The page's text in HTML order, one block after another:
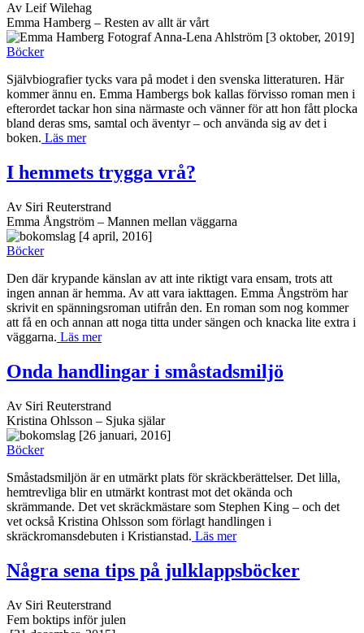
Av Leif Wilehag
Emma Hamberg – Resten av allt är vårt
[3 oktober, 2019]
Böcker
Självbiografier tycks vara på modet i den svenska litteraturen. Här
kommer ännu en. Emma Hambergs bok kallas förvisso roman men i
efterordet tackar hon sina närmaste och vänner för att hon fått plocka
bland deras sms, samtal och äventyr – och använda sig av det i
boken. Läs mer
I hemmets trygga vrå?
Av Siri Reuterstrand
Emma Ångström – Mannen mellan väggarna
[4 april, 2016]
Böcker
Den där krypande känslan av att inte riktigt vara ensam, trots att
ingen annan är hemma. Av att vara iakttagen. Emma Ångström har
skrivit en spänningsroman utifrån den. En roman som nog kommer
att få en och annan att noga titta under sängen och knacka lite extra i
väggarna. Läs mer
Onda handlingar i småstadsmiljö
Av Siri Reuterstrand
Kristina Ohlsson – Sjuka själar
[26 januari, 2016]
Böcker
Småstadsmiljön är en utmärkt plats för skräckberättelser. Det lilla,
hemtrevliga blir en utmärkt kontrast mot det okända och
skrämmande. Det vet skräckmästare som Stephen King – och det
vet också Kristina Ohlsson som förlagt handlingen i
skräckromansdebuten i Kristianstad. Läs mer
Några sena tips på julklappsböcker
Av Siri Reuterstrand
Fem boktips inför julen